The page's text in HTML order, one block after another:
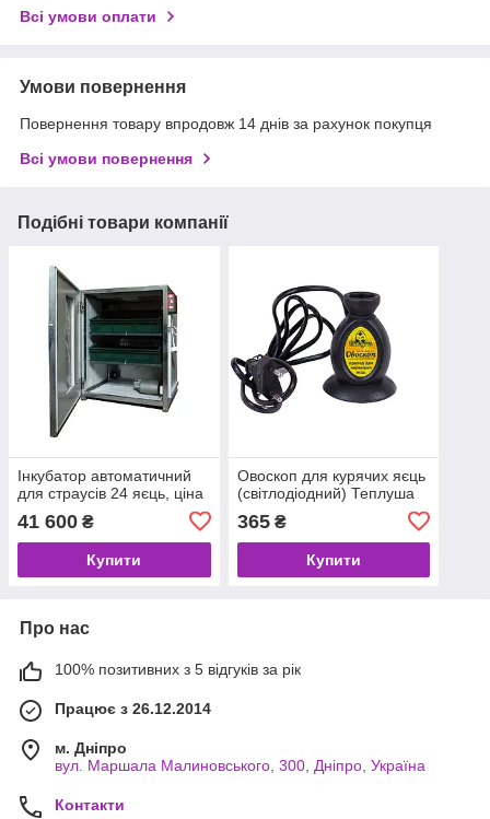
Всі умови оплати
Умови повернення
Повернення товару впродовж 14 днів за рахунок покупця
Всі умови повернення
Подібні товари компанії
Інкубатор автоматичний
для страусів 24 яєць, ціна
41 600 ₴
Купити
Овоскоп для курячих яєць
(світлодіодний) Теплуша
365₴
Купити
Про нас
100% позитивних з 5 відгуків за рік
Працює з 26.12.2014
м. Дніпро
вул. Маршала Малиновського, 300, Дніпро, Україна
Контакти